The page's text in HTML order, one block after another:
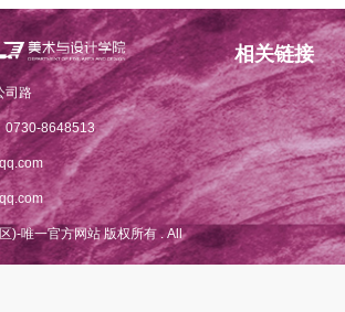
路
8648513
)-唯一官方网站 版权所有 . All
相关链接